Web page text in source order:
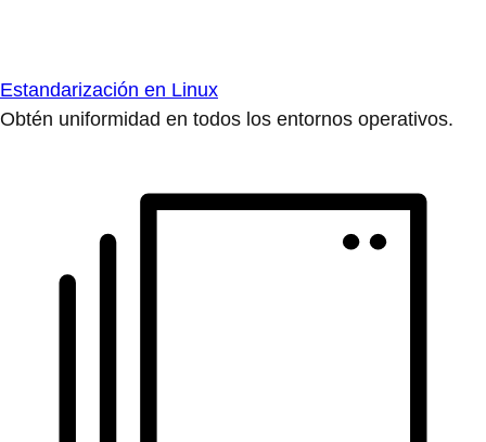
Estandarización en Linux
Obtén uniformidad en todos los entornos operativos.